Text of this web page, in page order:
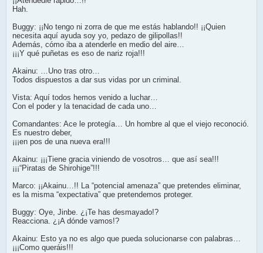
Hah.
Buggy: ¡¡No tengo ni zorra de que me estás hablando!! ¡¡Quien
necesita aquí ayuda soy yo, pedazo de gilipollas!!
Además, cómo iba a atenderle en medio del aire…
¡¡¡Y qué puñetas es eso de nariz roja!!!
Akainu: …Uno tras otro…
Todos dispuestos a dar sus vidas por un criminal.
Vista: Aquí todos hemos venido a luchar…
Con el poder y la tenacidad de cada uno…
Comandantes: Ace le protegía… Un hombre al que el viejo reconoció.
Es nuestro deber,
¡¡¡en pos de una nueva era!!!
Akainu: ¡¡¡Tiene gracia viniendo de vosotros… que así sea!!!
¡¡¡“Piratas de Shirohige”!!!
Marco: ¡¡Akainu…!! La “potencial amenaza” que pretendes eliminar,
es la misma “expectativa” que pretendemos proteger.
Buggy: Oye, Jinbe. ¿¡Te has desmayado!?
Reacciona. ¿¡A dónde vamos!?
Akainu: Esto ya no es algo que pueda solucionarse con palabras…
¡¡¡Como queráis!!!